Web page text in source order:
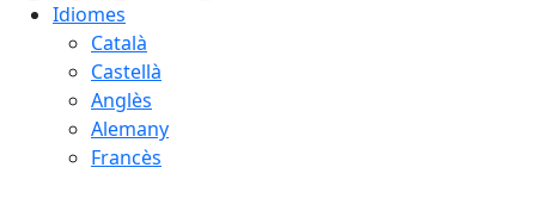
Idiomes
Català
Castellà
Anglès
Alemany
Francès